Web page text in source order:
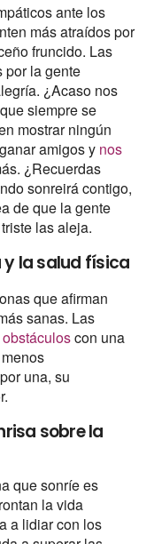
ante los
más atraídos por
fruncido. Las
por la gente
¿Acaso nos
siempre se
mostrar ningún
amigos y nos
¿Recuerdas
sonreirá contigo,
de que la gente
las aleja.
y la salud física
que afirman
sanas. Las
con una
una, su
sobre la
que sonríe es
la vida
a lidiar con los